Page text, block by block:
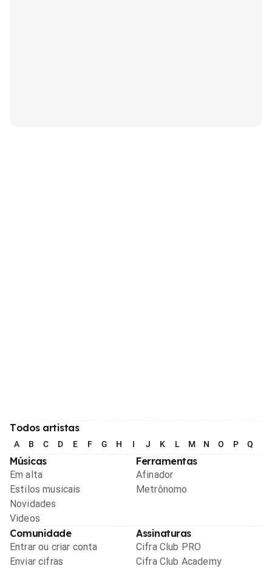
Todos artistas
A B C D E F G H I J K L M N O P Q
Músicas
Em alta
Estilos musicais
Novidades
Videos
Ferramentas
Afinador
Metrônomo
Comunidade
Entrar ou criar conta
Enviar cifras
Assinaturas
Cifra Club PRO
Cifra Club Academy